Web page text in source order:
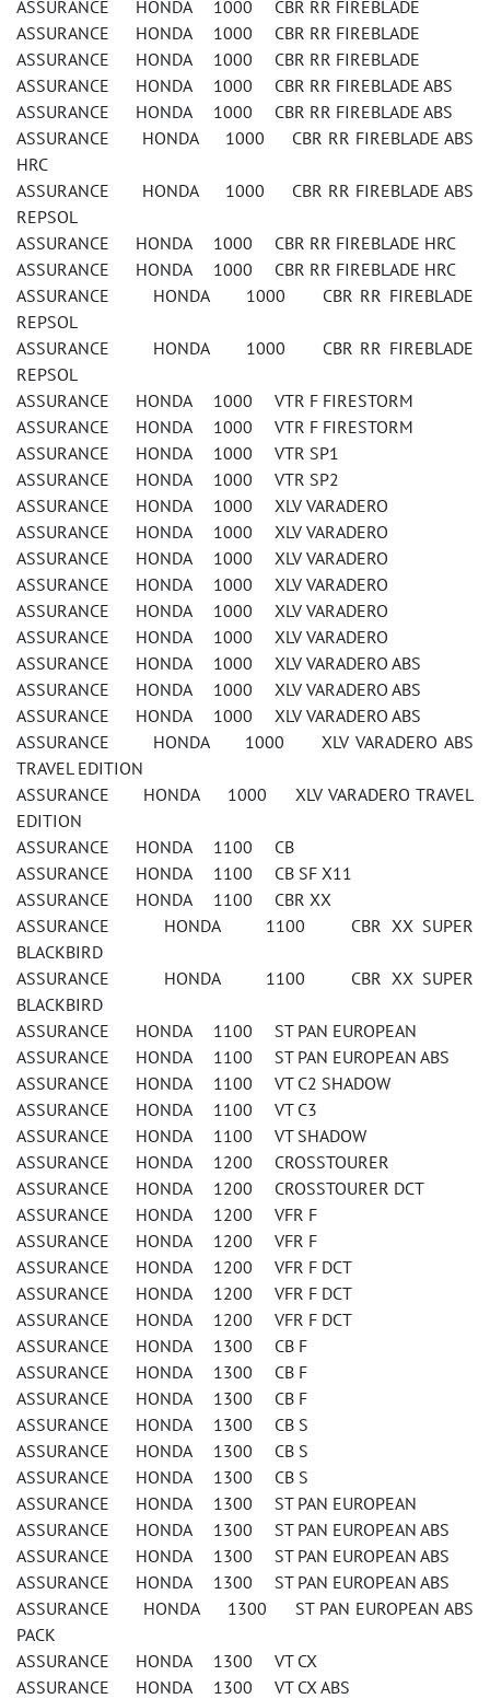
ASSURANCE HONDA 1000 CBR RR FIREBLADE
ASSURANCE HONDA 1000 CBR RR FIREBLADE
ASSURANCE HONDA 1000 CBR RR FIREBLADE
ASSURANCE HONDA 1000 CBR RR FIREBLADE ABS
ASSURANCE HONDA 1000 CBR RR FIREBLADE ABS
ASSURANCE HONDA 1000 CBR RR FIREBLADE ABS
HRC
ASSURANCE HONDA 1000 CBR RR FIREBLADE ABS
REPSOL
ASSURANCE HONDA 1000 CBR RR FIREBLADE HRC
ASSURANCE HONDA 1000 CBR RR FIREBLADE HRC
ASSURANCE HONDA 1000 CBR RR FIREBLADE
REPSOL
ASSURANCE HONDA 1000 CBR RR FIREBLADE
REPSOL
ASSURANCE HONDA 1000 VTR F FIRESTORM
ASSURANCE HONDA 1000 VTR F FIRESTORM
ASSURANCE HONDA 1000 VTR SP1
ASSURANCE HONDA 1000 VTR SP2
ASSURANCE HONDA 1000 XLV VARADERO
ASSURANCE HONDA 1000 XLV VARADERO
ASSURANCE HONDA 1000 XLV VARADERO
ASSURANCE HONDA 1000 XLV VARADERO
ASSURANCE HONDA 1000 XLV VARADERO
ASSURANCE HONDA 1000 XLV VARADERO
ASSURANCE HONDA 1000 XLV VARADERO ABS
ASSURANCE HONDA 1000 XLV VARADERO ABS
ASSURANCE HONDA 1000 XLV VARADERO ABS
ASSURANCE HONDA 1000 XLV VARADERO ABS
TRAVEL EDITION
ASSURANCE HONDA 1000 XLV VARADERO TRAVEL
EDITION
ASSURANCE HONDA 1100 CB
ASSURANCE HONDA 1100 CB SF X11
ASSURANCE HONDA 1100 CBR XX
ASSURANCE HONDA 1100 CBR XX SUPER
BLACKBIRD
ASSURANCE HONDA 1100 CBR XX SUPER
BLACKBIRD
ASSURANCE HONDA 1100 ST PAN EUROPEAN
ASSURANCE HONDA 1100 ST PAN EUROPEAN ABS
ASSURANCE HONDA 1100 VT C2 SHADOW
ASSURANCE HONDA 1100 VT C3
ASSURANCE HONDA 1100 VT SHADOW
ASSURANCE HONDA 1200 CROSSTOURER
ASSURANCE HONDA 1200 CROSSTOURER DCT
ASSURANCE HONDA 1200 VFR F
ASSURANCE HONDA 1200 VFR F
ASSURANCE HONDA 1200 VFR F DCT
ASSURANCE HONDA 1200 VFR F DCT
ASSURANCE HONDA 1200 VFR F DCT
ASSURANCE HONDA 1300 CB F
ASSURANCE HONDA 1300 CB F
ASSURANCE HONDA 1300 CB F
ASSURANCE HONDA 1300 CB S
ASSURANCE HONDA 1300 CB S
ASSURANCE HONDA 1300 CB S
ASSURANCE HONDA 1300 ST PAN EUROPEAN
ASSURANCE HONDA 1300 ST PAN EUROPEAN ABS
ASSURANCE HONDA 1300 ST PAN EUROPEAN ABS
ASSURANCE HONDA 1300 ST PAN EUROPEAN ABS
ASSURANCE HONDA 1300 ST PAN EUROPEAN ABS
PACK
ASSURANCE HONDA 1300 VT CX
ASSURANCE HONDA 1300 VT CX ABS